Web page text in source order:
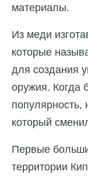
материалы.
Из меди
которые
для создания
оружия. Когда
популярность,
который
Первые
территории